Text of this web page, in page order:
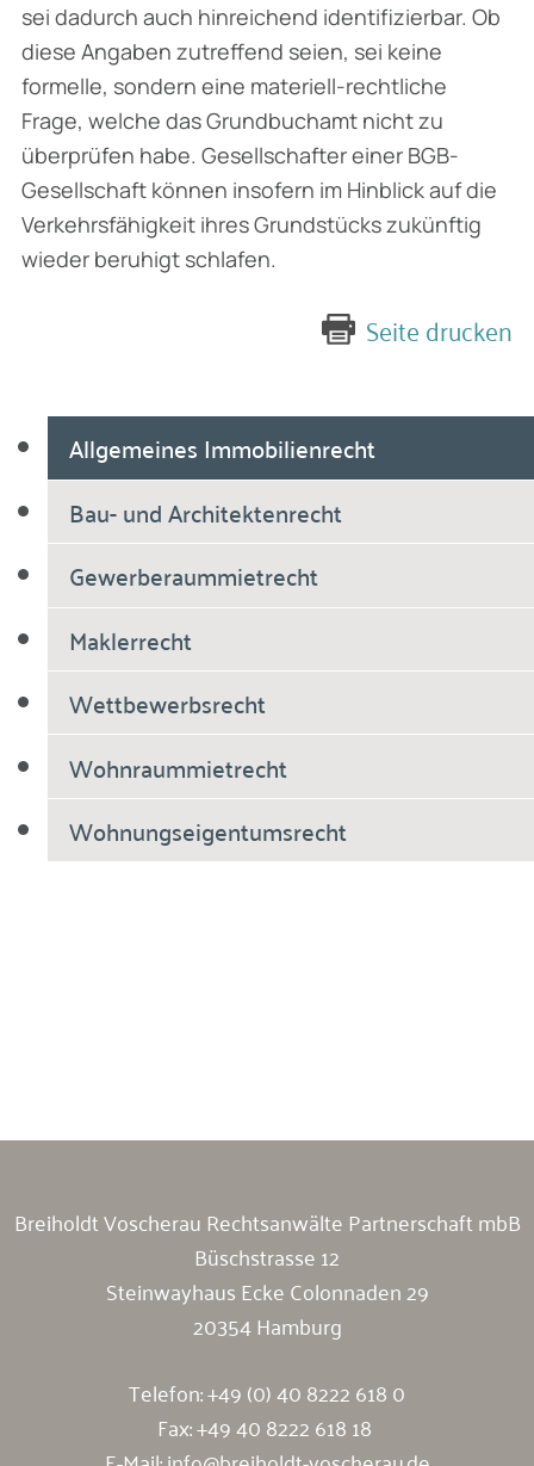
Allgemeines Immobilienrecht
Bau- und Architektenrecht
Gewerberaummietrecht
Maklerrecht
Wettbewerbsrecht
Wohnraummietrecht
Wohnungseigentumsrecht
sei dadurch auch hinreichend identifizierbar. Ob
diese Angaben zutreffend seien, sei keine
formelle, sondern eine materiell-rechtliche
Frage, welche das Grundbuchamt nicht zu
überprüfen habe. Gesellschafter einer BGB-
Gesellschaft können insofern im Hinblick auf die
Verkehrsfähigkeit ihres Grundstücks zukünftig
wieder beruhigt schlafen.
Seite drucken
Breiholdt Voscherau Rechtsanwälte Partnerschaft mbB
Büschstrasse 12
Steinwayhaus Ecke Colonnaden 29
20354 Hamburg
Telefon:+49 (0) 40 8222 618 0
Fax: +49 40 8222 618 18